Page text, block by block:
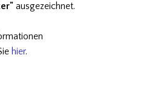
ausgezeichnet.
hier.